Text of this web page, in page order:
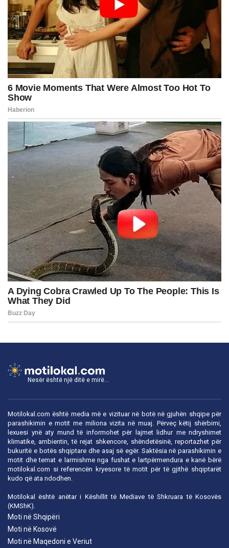
Nesër është një ditë e mirë...
Motilokal.com është media më e vizituar në botë në gjuhën shqipe për
parashikimin e motit me miliona vizita në muaj. Përveç këtij shërbimi,
lexuesi ynë aty mund të informohet për lajmet lidhur me ndryshimet
klimatike, ambientin, të rejat shkencore, shëndetësinë, reportazhet për
bukuritë e botës shqiptare dhe asaj së egër. Saktësia në parashikimin e
motit dhe temat e larmishme nga fushat e lartpërmendura e kanë bërë
motilokal.com si referencën kryesore të motit për të gjithë shqiptarët
kudo që ata ndodhen.
Motilokal është anëtar i Këshillit të Mediave të Shkruara të Kosovës
(KMShK).
Moti në Shqipëri
Moti në Kosovë
Moti në Maqedoni e Veriut